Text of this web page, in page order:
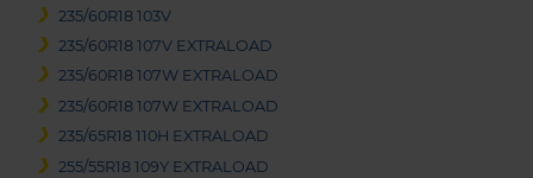
235/60R18 103V
235/60R18 107V EXTRALOAD
235/60R18 107W EXTRALOAD
235/60R18 107W EXTRALOAD
235/65R18 110H EXTRALOAD
255/55R18 109Y EXTRALOAD